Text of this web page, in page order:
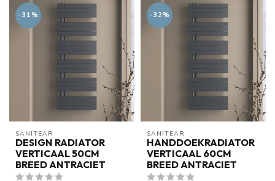
-31%
SANITEAR
DESIGN RADIATOR
VERTICAAL 50CM
BREED ANTRACIET
-32%
SANITEAR
HANDDOEKRADIATOR
VERTICAAL 60CM
BREED ANTRACIET